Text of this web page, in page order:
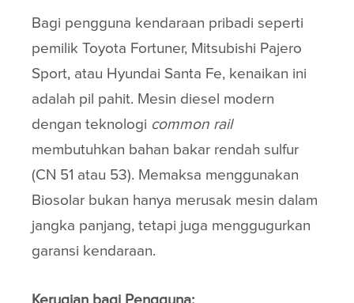
Bagi pengguna kendaraan pribadi seperti
pemilik Toyota Fortuner, Mitsubishi Pajero
Sport, atau Hyundai Santa Fe, kenaikan ini
adalah pil pahit. Mesin diesel modern
dengan teknologi common rail
membutuhkan bahan bakar rendah sulfur
(CN 51 atau 53). Memaksa menggunakan
Biosolar bukan hanya merusak mesin dalam
jangka panjang, tetapi juga menggugurkan
garansi kendaraan.